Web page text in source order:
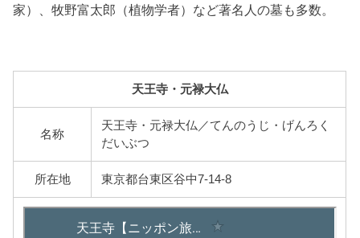
家）、牧野富太郎（植物学者）など著名人の墓も多数。
天王寺・元禄大仏
名称
天王寺・元禄大仏／てんのうじ・げんろく
だいぶつ
所在地 東京都台東区谷中7-14-8